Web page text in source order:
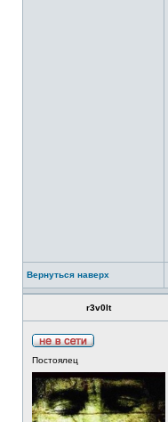
Вернуться наверх
r3v0lt
Постоялец